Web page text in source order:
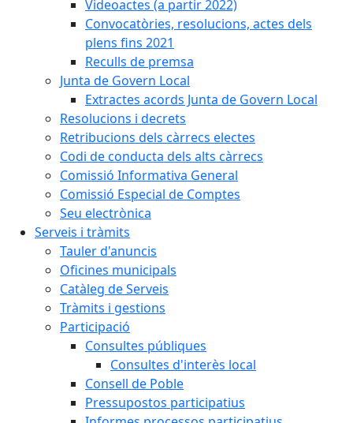
Videoactes (a partir 2022)
Convocatòries, resolucions, actes dels
plens fins 2021
Reculls de premsa
Junta de Govern Local
Extractes acords Junta de Govern Local
Resolucions i decrets
Retribucions dels càrrecs electes
Codi de conducta dels alts càrrecs
Comissió Informativa General
Comissió Especial de Comptes
Seu electrònica
Serveis i tràmits
Tauler d'anuncis
Oficines municipals
Catàleg de Serveis
Tràmits i gestions
Participació
Consultes públiques
Consultes d'interès local
Consell de Poble
Pressupostos participatius